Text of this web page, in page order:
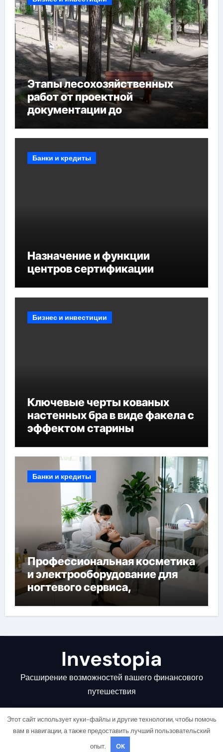
Этапы лесохозяйственных
работ от проектной
документации до
мероприятий и обустройства
Банки и кредиты
Назначение и функции
центров сертификации
Бизнес и инвестиции
Ключевые черты кованых
настенных бра в виде факела с
эффектом старины
Банки и кредиты
Профессиональная косметика
и электрооборудование для
ногтевого сервиса,
наращивания ресниц и
депиляции
Investopia
Расширение возможностей вашего финансового
путешествия
Copyright © All rights reserved |
Этот сайт использует куки-файлы и другие технологии, чтобы помочь
вам в навигации, а также предоставить лучший пользовательский
опыт.
OK